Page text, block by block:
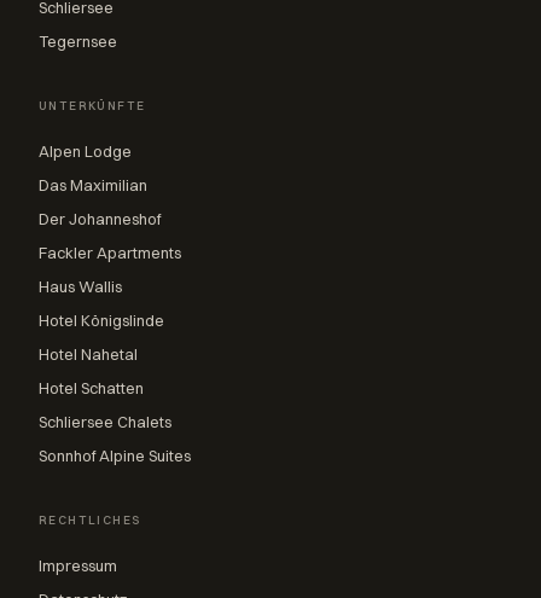
Schliersee
Tegernsee
UNTERKÜNFTE
Alpen Lodge
Das Maximilian
Der Johanneshof
Fackler Apartments
Haus Wallis
Hotel Königslinde
Hotel Nahetal
Hotel Schatten
Schliersee Chalets
Sonnhof Alpine Suites
RECHTLICHES
Impressum